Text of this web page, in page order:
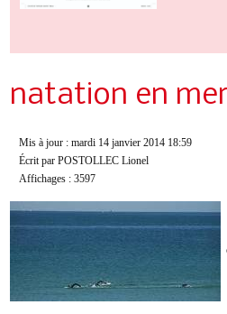
natation en mer
Mis à jour : mardi 14 janvier 2014 18:59
Écrit par POSTOLLEC Lionel
Affichages : 3597